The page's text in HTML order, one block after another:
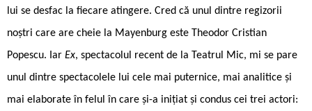
lui se desfac la fiecare atingere. Cred că unul dintre regizorii
noștri care are cheie la Mayenburg este Theodor Cristian
Popescu. Iar Ex, spectacolul recent de la Teatrul Mic, mi se pare
unul dintre spectacolele lui cele mai puternice, mai analitice și
mai elaborate în felul în care și-a inițiat și condus cei trei actori: